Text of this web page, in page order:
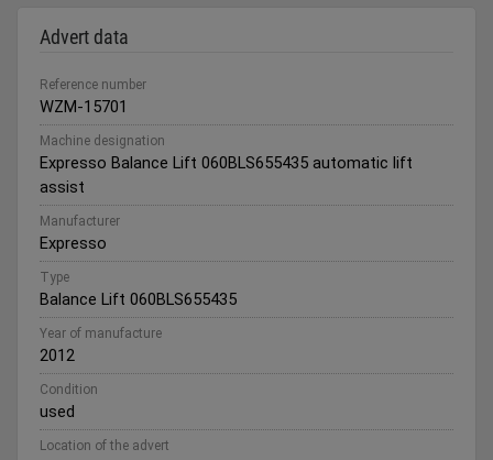
Advert data
Reference number
WZM-15701
Machine designation
Expresso Balance Lift 060BLS655435 automatic lift
assist
Manufacturer
Expresso
Type
Balance Lift 060BLS655435
Year of manufacture
2012
Condition
used
Location of the advert